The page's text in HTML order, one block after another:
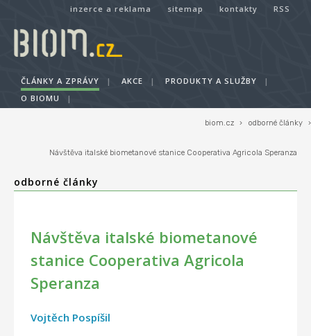
inzerce a reklama sitemap kontakty RSS
ČLÁNKY A ZPRÁVY | AKCE | PRODUKTY A SLUŽBY
|
O BIOMU
|
biom.cz › odborné články ›
Návštěva italské biometanové stanice Cooperativa Agricola Speranza
odborné články
Návštěva italské biometanové
stanice Cooperativa Agricola
Speranza
Vojtěch Pospíšil